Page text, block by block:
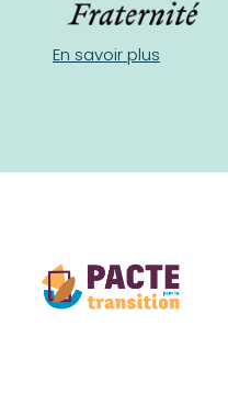
En savoir plus